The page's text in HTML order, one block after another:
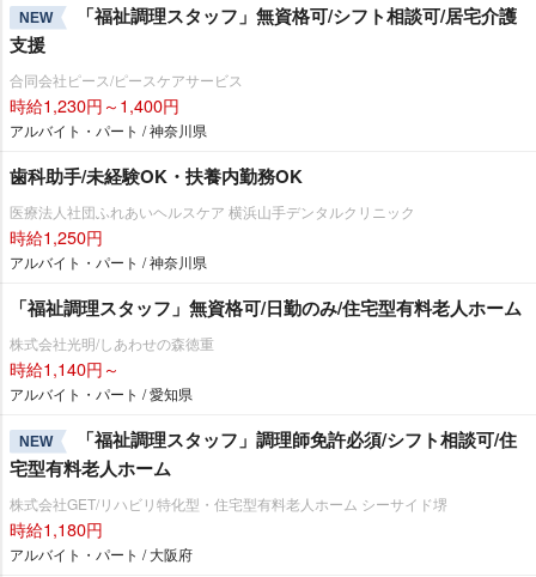
NEW
「福祉調理スタッフ」無資格可/シフト相談可/居宅介護
支援
合同会社ピース/ピースケアサービス
時給1,230円～1,400円
アルバイト・パート / 神奈川県
歯科助手/未経験OK・扶養内勤務OK
医療法人社団ふれあいヘルスケア 横浜山手デンタルクリニック
時給1,250円
アルバイト・パート / 神奈川県
「福祉調理スタッフ」無資格可/日勤のみ/住宅型有料老人ホーム
株式会社光明/しあわせの森徳重
時給1,140円～
アルバイト・パート / 愛知県
NEW
「福祉調理スタッフ」調理師免許必須/シフト相談可/住
宅型有料老人ホーム
株式会社GET/リハビリ特化型・住宅型有料老人ホーム シーサイド堺
時給1,180円
アルバイト・パート / 大阪府